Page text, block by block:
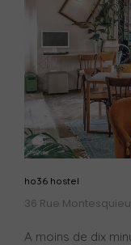
ho36 hostel
36 Rue
A moins de dix